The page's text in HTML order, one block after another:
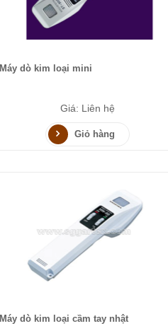
Máy dò kim loại mini
Giá: Liên hệ
Giỏ hàng
Máy dò kim loại cầm tay nhật